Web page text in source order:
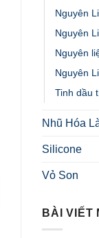
Nguyên
Nguyên
Nguyên
Nguyên
Tinh dầu
Nhũ Hóa
Silicone
Vỏ Son
BÀI VIẾT